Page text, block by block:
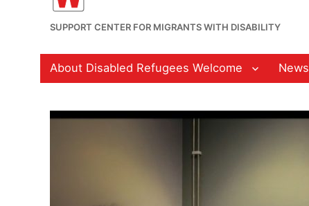
SUPPORT CENTER FOR MIGRANTS WITH DISABILITY
About Disabled Refugees Welcome News